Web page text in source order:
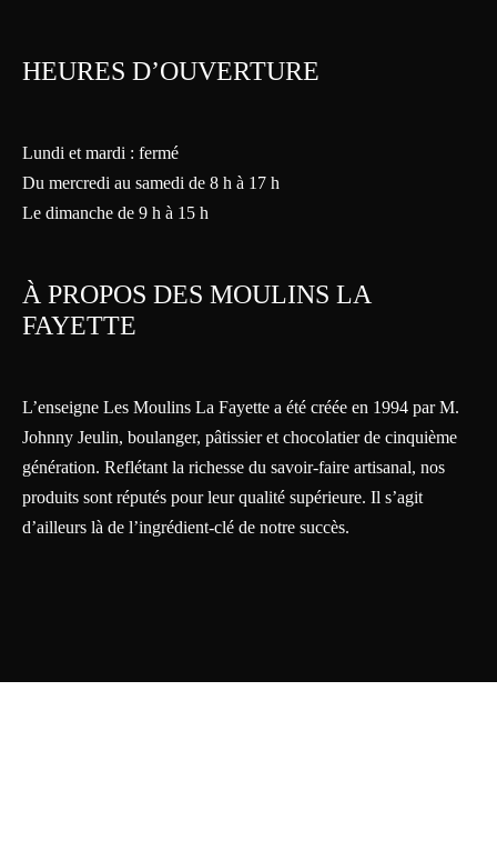
HEURES D’OUVERTURE
Lundi et mardi : fermé
Du mercredi au samedi de 8 h à 17 h
Le dimanche de 9 h à 15 h
À PROPOS DES MOULINS LA
FAYETTE
L’enseigne Les Moulins La Fayette a été créée en 1994 par M.
Johnny Jeulin, boulanger, pâtissier et chocolatier de cinquième
génération. Reflétant la richesse du savoir-faire artisanal, nos
produits sont réputés pour leur qualité supérieure. Il s’agit
d’ailleurs là de l’ingrédient-clé de notre succès.